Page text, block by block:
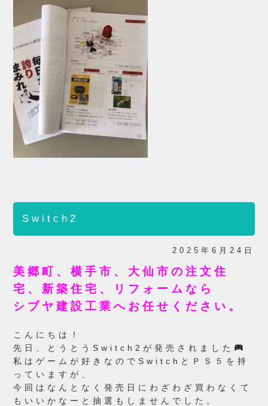
Switch2
2025年6月24日
美郷町、横手市、大仙市の注文住
宅、新築住宅、リフォームなら
シブヤ建設工業へお任せください。
こんにちは！
先日、とうとうSwitch2が発売されました
私はゲームが好きなのでSwitchとＰＳ５を持
っていますが、
今回はなんとなく発売日にわざわざ買わなくて
もいいかなーと抽選もしませんでした。